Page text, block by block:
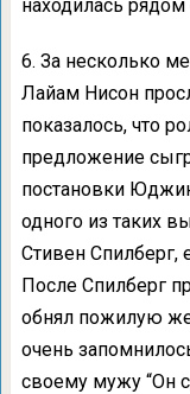
находилась рядом
6. За несколько
Лайам Нисон
показалось, что
предложение
постановки
одного из таких
Стивен Спилберг,
После Спилберг
обнял пожилую
очень
своему мужу “Он